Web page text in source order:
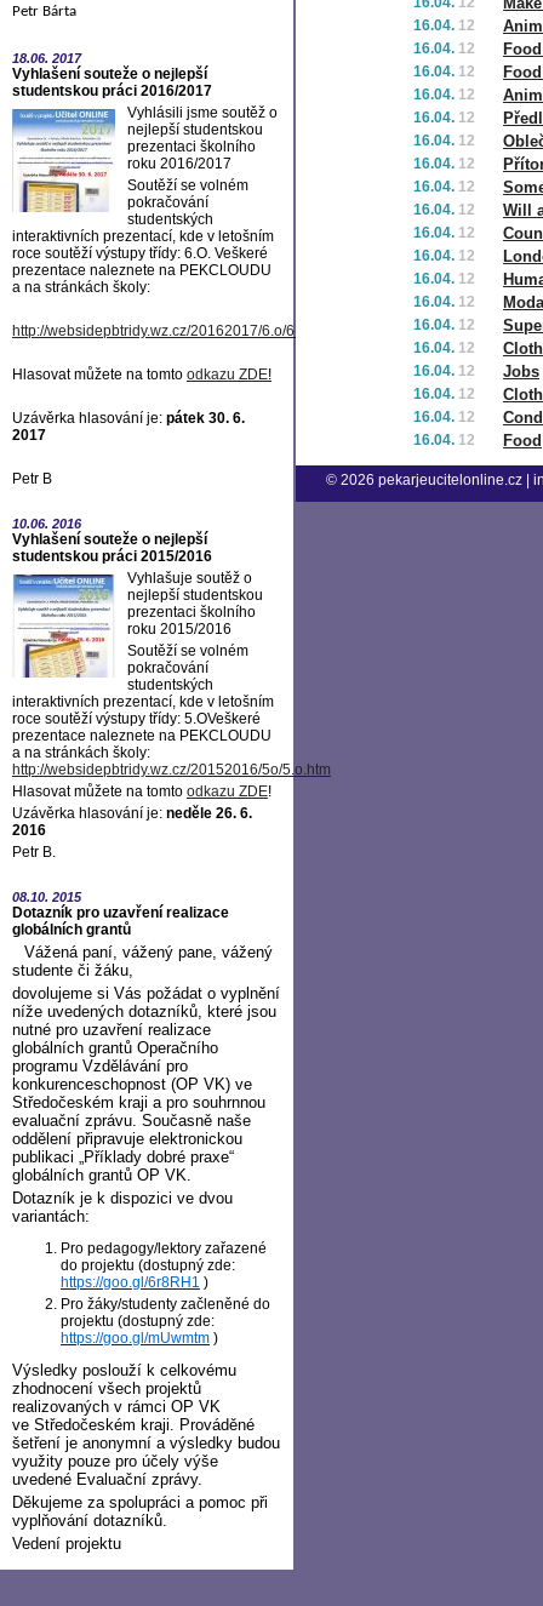
Petr Bárta
18.06. 2017
Vyhlašení souteže o nejlepší
studentskou práci 2016/2017
Vyhlásili jsme soutěž o
nejlepší studentskou
prezentaci školního
roku 2016/2017
Soutěží se volném
pokračování
studentských
interaktivních prezentací, kde v letošním
roce soutěží výstupy třídy: 6.O. Veškeré
prezentace naleznete na PEKCLOUDU
a na stránkách školy:
http://websidepbtridy.wz.cz/20162017/6.o/6.o.htm
Hlasovat můžete na tomto odkazu ZDE!
Uzávěrka hlasování je: pátek 30. 6.
2017
Petr B
10.06. 2016
Vyhlašení souteže o nejlepší
studentskou práci 2015/2016
Vyhlašuje soutěž o
nejlepší studentskou
prezentaci školního
roku 2015/2016
Soutěží se volném
pokračování
studentských
interaktivních prezentací, kde v letošním
roce soutěží výstupy třídy: 5.OVeškeré
prezentace naleznete na PEKCLOUDU
a na stránkách školy:
http://websidepbtridy.wz.cz/20152016/5o/5.o.htm
Hlasovat můžete na tomto odkazu ZDE!
Uzávěrka hlasování je: neděle 26. 6.
2016
Petr B.
08.10. 2015
Dotazník pro uzavření realizace
globálních grantů
Vážená paní, vážený pane, vážený
studente či žáku,
dovolujeme si Vás požádat o vyplnění
níže uvedených dotazníků, které jsou
nutné pro uzavření realizace
globálních grantů Operačního
programu Vzdělávání pro
konkurenceschopnost (OP VK) ve
Středočeském kraji a pro souhrnnou
evaluační zprávu. Současně naše
oddělení připravuje elektronickou
publikaci „Příklady dobré praxe“
globálních grantů OP VK.
Dotazník je k dispozici ve dvou
variantách:
Pro pedagogy/lektory zařazené
do projektu (dostupný zde:
https://goo.gl/6r8RH1 )
Pro žáky/studenty začleněné do
projektu (dostupný zde:
https://goo.gl/mUwmtm )
Výsledky poslouží k celkovému
zhodnocení všech projektů
realizovaných v rámci OP VK
ve Středočeském kraji. Prováděné
šetření je anonymní a výsledky budou
využity pouze pro účely výše
uvedené Evaluační zprávy.
Děkujeme za spolupráci a pomoc při
vyplňování dotazníků.
Vedení projektu
16.04. 12
16.04. 12
16.04. 12
16.04. 12
16.04. 12
16.04. 12
16.04. 12
16.04. 12
16.04. 12 Will
16.04. 12
16.04. 12
16.04. 12
16.04. 12
16.04. 12
16.04. 12
16.04. 12 Jobs
16.04. 12
16.04. 12
16.04. 12 Food
© 2026 pekarjeucitelonline.cz